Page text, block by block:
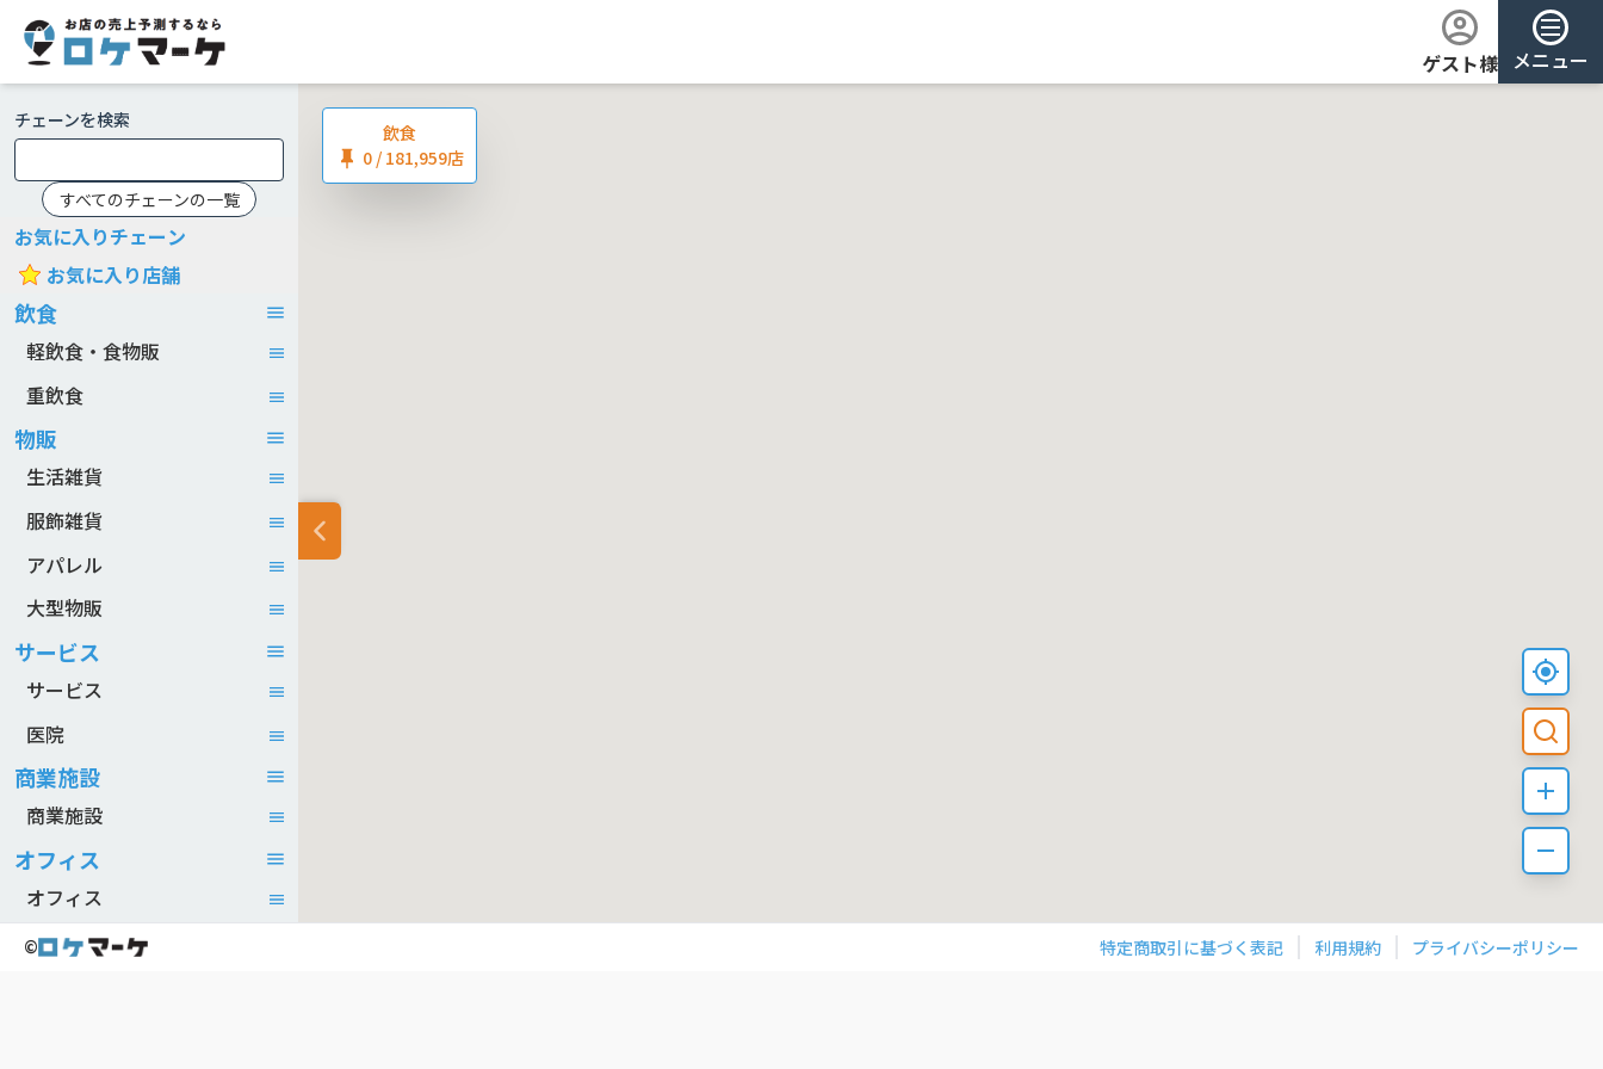
ゲスト様 メニュー
チェーンを検索
すべてのチェーンの一覧
お気に入りチェーン
お気に入り店舗
飲食
軽飲食・食物販
重飲食
物販
生活雑貨
服飾雑貨
アパレル
大型物販
サービス
サービス
医院
商業施設
商業施設
オフィス
オフィス
飲食
0 / 181,959店
© 特定商取引に基づく表記 利用規約 プライバシーポリシー